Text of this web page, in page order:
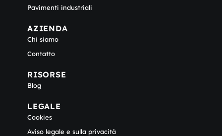
Pavimenti industriali
AZIENDA
Chi siamo
Contatto
RISORSE
Blog
LEGALE
Cookies
Aviso legale e sulla privacità